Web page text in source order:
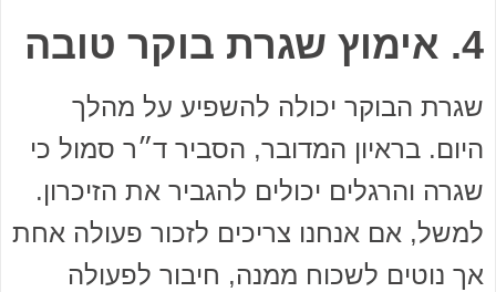
4. אימוץ שגרת בוקר טובה
שגרת הבוקר יכולה להשפיע על מהלך
היום. בראיון המדובר, הסביר ד״ר סמול כי
שגרה והרגלים יכולים להגביר את הזיכרון.
למשל, אם אנחנו צריכים לזכור פעולה אחת
אך נוטים לשכוח ממנה, חיבור לפעולה